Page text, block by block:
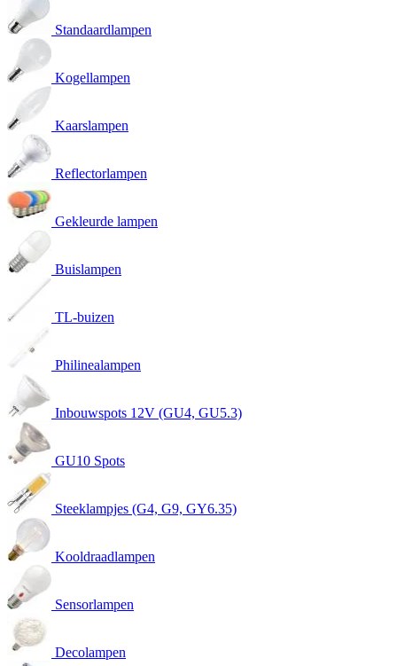
Standaardlampen
Kogellampen
Kaarslampen
Reflectorlampen
Gekleurde lampen
Buislampen
TL-buizen
Philinealampen
Inbouwspots 12V (GU4, GU5.3)
GU10 Spots
Steeklampjes (G4, G9, GY6.35)
Kooldraadlampen
Sensorlampen
Decolampen